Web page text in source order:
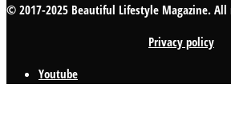
© 2017-2025 Beautiful Lifestyle Magazine.
Privacy policy
Youtube